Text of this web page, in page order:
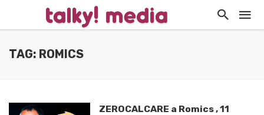
TAG: ROMICS
ZEROCALCARE a Romics , 11